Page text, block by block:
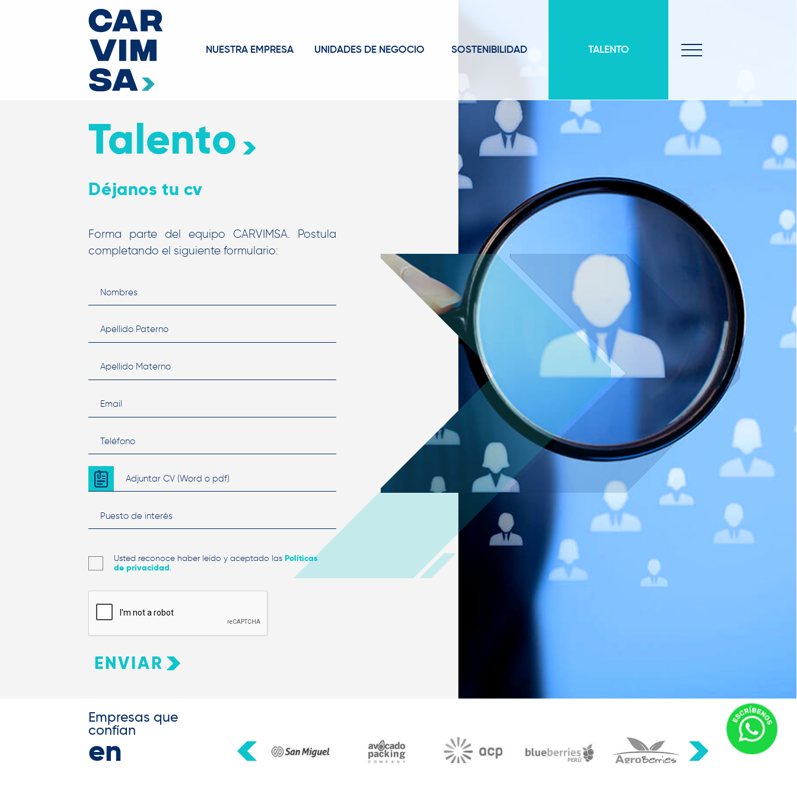
NUESTRA EMPRESA UNIDADES DE NEGOCIO SOSTENIBILIDAD TALENTO
Talento
Déjanos tu cv
Forma parte del equipo CARVIMSA. Postula
completando el siguiente formulario:
Nombres
Apellido Paterno
Apellido Materno
Email
Teléfono
Adjuntar CV (Word o pdf)
Puesto de interés
Usted reconoce haber leído y aceptado lasPolíticas
de privacidad.
ENVIAR
Empresas que
confían
en